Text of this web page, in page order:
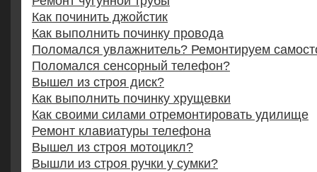
Как починить джойстик
Как выполнить починку провода
Поломался увлажнитель? Ремонтируем
Поломался сенсорный телефон?
Вышел из строя диск?
Как выполнить починку хрущевки
Как своими силами отремонтировать удилище
Ремонт клавиатуры телефона
Вышел из строя мотоцикл?
Вышли из строя ручки у сумки?